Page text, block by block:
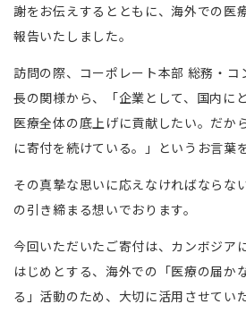
謝をお伝えするとともに、海外での医
報告いたしました。
訪問の際、コーポレート本部 総務・コ
長の関様から、「企業として、国内に
医療全体の底上げに貢献したい。だか
に寄付を続けている。」というお言葉
その真摯な思いに応えなければならな
の引き締まる想いでおります。
今回いただいたご寄付は、カンボジア
はじめとする、海外での「医療の届か
る」活動のため、大切に活用させてい